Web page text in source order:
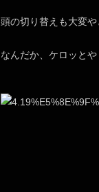
頭の切り替えも大変
なんだか、ケロッと